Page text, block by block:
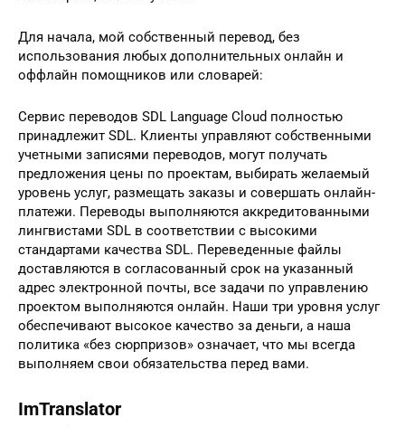
Для начала, мой собственный перевод, без
использования любых дополнительных онлайн и
оффлайн помощников или словарей:
Сервис переводов SDL Language Cloud полностью
принадлежит SDL. Клиенты управляют собственными
учетными записями переводов, могут получать
предложения цены по проектам, выбирать желаемый
уровень услуг, размещать заказы и совершать онлайн-
платежи. Переводы выполняются аккредитованными
лингвистами SDL в соответствии с высокими
стандартами качества SDL. Переведенные файлы
доставляются в согласованный срок на указанный
адрес электронной почты, все задачи по управлению
проектом выполняются онлайн. Наши три уровня услуг
обеспечивают высокое качество за деньги, а наша
политика «без сюрпризов» означает, что мы всегда
выполняем свои обязательства перед вами.
ImTranslator